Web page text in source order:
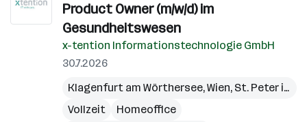
Product Owner (m/w/d) im
Gesundheitswesen
x-tention Informationstechnologie GmbH
30.7.2026
Klagenfurt am Wörthersee,Wien, St. Peter in der Au
Vollzeit
Homeoffice